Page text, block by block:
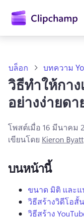
เนื้อหา
หลัก
ลงชื่อเข้าใช้
ลองใช้ฟรี
บล็อก บทความ
วิธีทําให้กาง
อย่างง่ายดา
โพสต์เมื่อ 16 มีนาคม
เขียนโดย Kieron Byatt
บนหน้านี้
ขนาด มิติ และแ
วิธีสร้างวิดีโอสั้
วิธีสร้าง